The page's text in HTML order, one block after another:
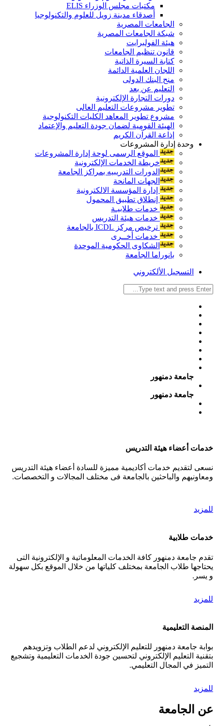
مكتبات مجلس الوزراء ELIS
أصدقاء مدينة زويل للعلوم والتكنولوجيا
الجامعات المصرية
شبكة الجامعات المصرية
هيئة الفولبرايت
قانون تنظيم الجامعات
كتابة السيرة الذاتية
اللجان العلمية الدائمة
منح البنك الدولى
التعليم عن بعد
دورات التجارة الإلكترونية
تطوير مشروعات التعليم العالى
مشروع تطوير المعاهد الكليات التكنولوجية
الهيئة القومية لضمان جودة التعليم والإعتماد
إذاعة القرآن الكريم
وحدة إدارة المشروعات
الموقع الرسمى لوحة إدارة المشروعات
خريطة الخدمات الإلكترونية
الدورات التدريبيه بمراكز الجامعة
الجهات المانحة
إدارة المؤسسة الالكترونية
إنطلاق تطبيق المحمول
خدمات طلابيـة
خدمات هيئة التدريس
ترخيص مركز ICDL بالجامعة
خدمات أخــرى
الشكاوى الحكومية الموحدة
بانوراما الجامعة
التسجيل الألكتروني
جامعة دمنهور
جامعة دمنهور
خدمات أعضاء هيئة التدريس
نسعى لتقديم خدمات أكاديمية مميزة للسادة أعضاء هيئة التدريس
ومعاونيهم والباحثين بالجامعة فى مختلف المجالات و التخصصات.
للمزيد
خدمات طلابية
تقدم جامعة دمنهور كافة الخدمات المعلوماتية و الإلكترونية التى
يحتاجها طلاب الجامعة بمختلف كلياتها من خلال الموقع بكل سهولة
و يسر.
للمزيد
المنصة التعليمية
بوابة جامعة دمنهور للتعليم الإلكتروني لدعم الطلاب وتزويدهم
بتقنية التعليم الإلكتروني لتحسين جودة الخدمات التعليمية وتشجيع
التميز في المجال التعليمي.
للمزيد
عن الجامعة